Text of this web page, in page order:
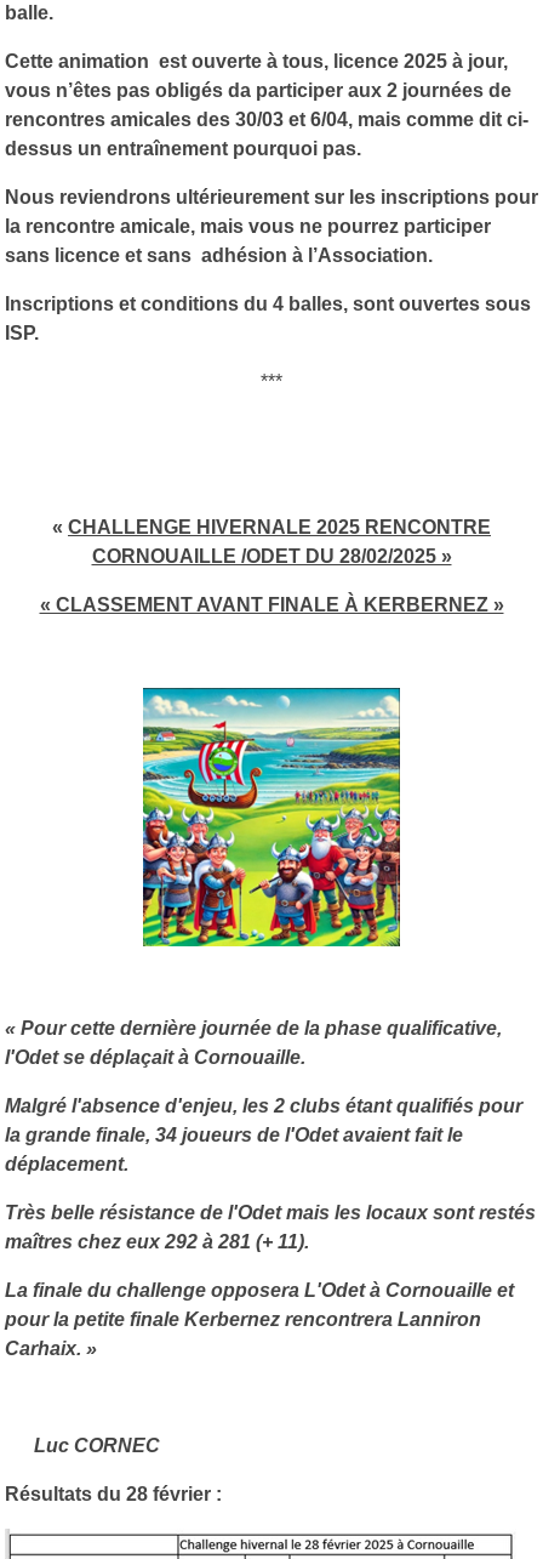
balle.
Cette animation est ouverte à tous, licence 2025 à jour,
vous n’êtes pas obligés da participer aux 2 journées de
rencontres amicales des 30/03 et 6/04, mais comme dit ci-
dessus un entraînement pourquoi pas.
Nous reviendrons ultérieurement sur les inscriptions pour
la rencontre amicale, mais vous ne pourrez participer
sans licence et sans adhésion à l’Association.
Inscriptions et conditions du 4 balles, sont ouvertes sous
ISP.
***
« CHALLENGE HIVERNALE 2025 RENCONTRE
CORNOUAILLE /ODET DU 28/02/2025 »
« CLASSEMENT AVANT FINALE À KERBERNEZ »
« Pour cette dernière journée de la phase qualificative,
l'Odet se déplaçait à Cornouaille.
Malgré l'absence d'enjeu, les 2 clubs étant qualifiés pour
la grande finale, 34 joueurs de l'Odet avaient fait le
déplacement.
Très belle résistance de l'Odet mais les locaux sont restés
maîtres chez eux 292 à 281 (+ 11).
La finale du challenge opposera L'Odet à Cornouaille et
pour la petite finale Kerbernez rencontrera Lanniron
Carhaix. »
Luc CORNEC
Résultats du 28 février :